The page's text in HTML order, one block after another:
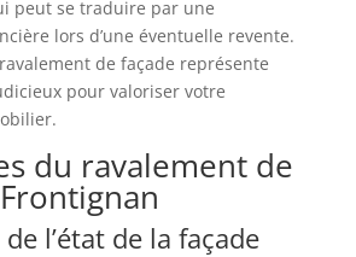
peut se traduire par une
lors d’une éventuelle revente.
de façade représente
pour valoriser votre
du ravalement de
l’état de la façade